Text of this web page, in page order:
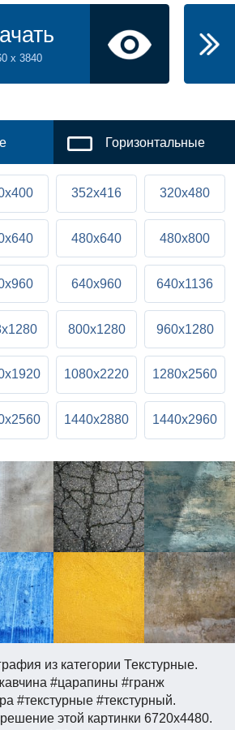
из категории Текстурные.
#царапины #гранж
#текстурные #текстурный.
этой картинки 6720x4480.
x 3840
Горизонтальные
352x416 320x480
480x640 480x800
640x960 640x1136
800x1280 960x1280
1080x2220 1280x2560
1440x2880 1440x2960